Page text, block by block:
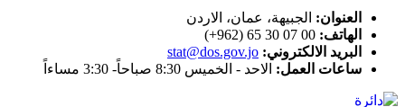
العنوان: الجبيهة، عمان، الاردن
الهاتف: 00 07 30 65 (962+)
البريد الالكتروني: stat@dos.gov.jo
ساعات العمل: الاحد - الخميس 8:30 صباحاً- 3:30 مساءاً